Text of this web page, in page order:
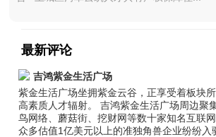
最新评论
吉鸿紫金生活广场
紫金生活广场坐拥紫金云谷，正享受着板块
高素质人才辐射。 吉鸿紫金生活广场周边聚
鸟网络、蘑菇街、挖财网等数十家知名互联
众多估值1亿美元以上的准独角兽企业纷纷入